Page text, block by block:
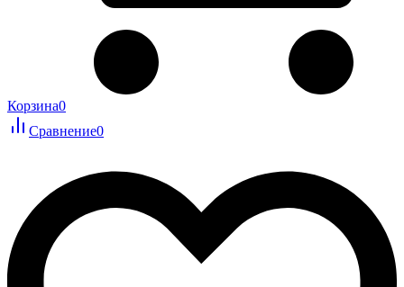
Корзина0
Сравнение0